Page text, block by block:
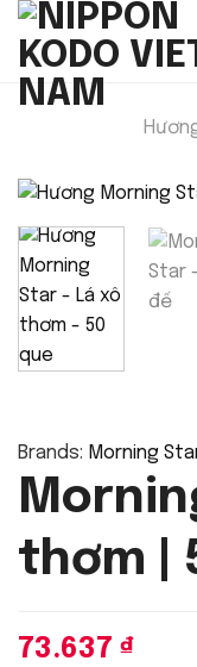
Bỏ
qua
nội
dung
Brands: Morning
thơm |
73.637 ₫